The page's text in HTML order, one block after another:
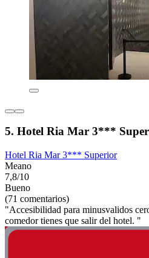
5. Hotel Ria Mar 3***
Hotel Ria Mar 3*** Superior
Meano
7,8/10
Bueno
(71 comentarios)
"Accesibilidad para minusvalidos
comedor tienes que salir del hotel. "